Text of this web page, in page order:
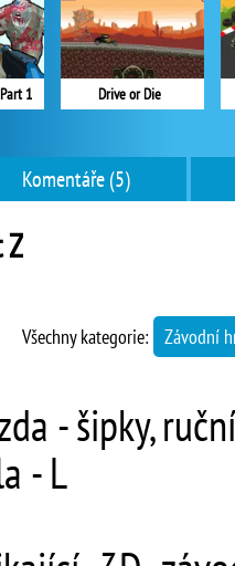
1 Drive or Die
Komentáře (5)
Všechny kategorie: Závodní
- šipky,
- L